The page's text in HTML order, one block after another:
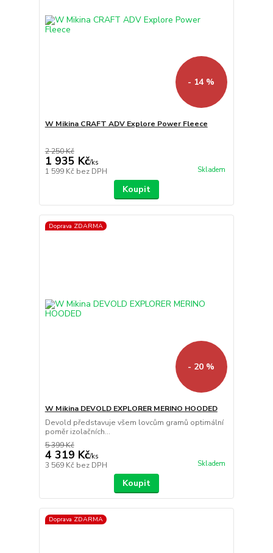
- 14 %
W Mikina CRAFT ADV Explore Power Fleece
2 250 Kč
1 935 Kč/ks
1 599 Kč bez DPH Skladem
Koupit
Doprava ZDARMA
- 20 %
W Mikina DEVOLD EXPLORER MERINO HOODED
Devold představuje všem lovcům gramů optimální
poměr izolačních...
5 399 Kč
4 319 Kč/ks
3 569 Kč bez DPH Skladem
Koupit
Doprava ZDARMA